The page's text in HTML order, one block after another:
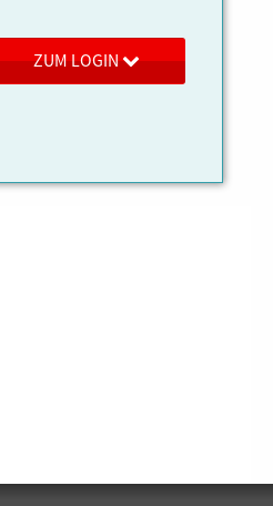
ZUM LOGIN